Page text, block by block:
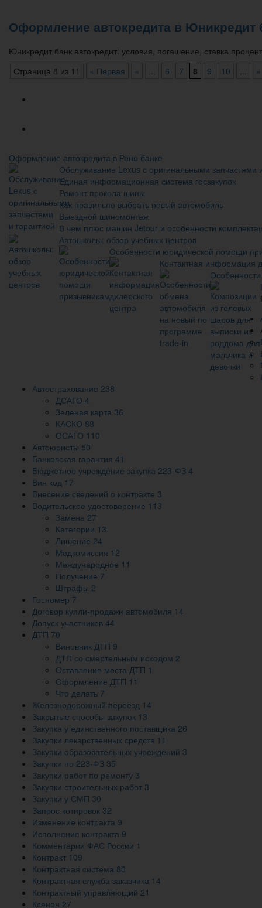
Оформление автокредита в Юникредит
Юникредит банк автокредит: условия, погашение, ставка
Страница 8 из 11
« Первая « 6 7 8 9 10 »
Оформление автокредита в Рено банке
Обслуживание Lexus с оригинальными запчастями
Единая информационная система госзакупок
Ремонт прокола шины
Как правильно выбрать новый автомобиль
Выездной шиномонтаж
В чем плюс машин Jetour и особенности
Автошколы: обзор учебных центров
Особенности юридической помощи
Контактная информация
Автострахование 238
ДСАГО 4
Зеленая карта 36
КАСКО 88
ОСАГО 110
Автоюристы 50
Банковская гарантия 41
Бюджетное учреждение закупка 223-ФЗ 4
Вин код 17
Внесение сведений о контракте 3
Водительское удостоверение 113
Замена 27
Категории 13
Лишение 24
Медкомиссия 12
Международное 11
Получение 7
Штрафы 2
Госномер 7
Договор купли-продажи автомобиля 14
Допуск участников 44
ДТП 70
Виновник ДТП 9
ДТП со смертельным исходом 2
Оставление места ДТП 1
Оформление ДТП 11
Что делать 7
Железнодорожный переезд 14
Закрытые способы закупок 13
Закупка у единственного поставщика 26
Закупки лекарственных средств 11
Закупки образовательных учреждений 3
Закупки по 223-ФЗ 35
Закупки работ по ремонту 3
Закупки строительных работ 3
Закупки у СМП 30
Запрос котировок 32
Изменение контракта 9
Исполнение контракта 9
Комментарии ФАС России 1
Контракт 109
Контрактная система 80
Контрактная служба заказчика 14
Контрактный управляющий 21
Ксенон 27